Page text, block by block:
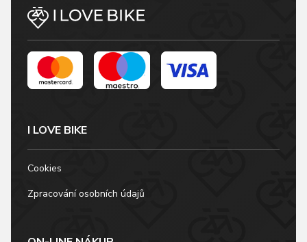
I LOVE BIKE
Cookies
Zpracování osobních údajů